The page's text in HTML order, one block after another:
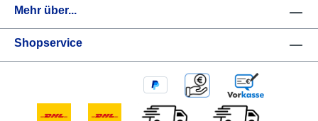
Mehr über...
Shopservice